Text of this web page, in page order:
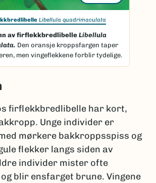
Libellula quadrimaculata
av firflekkbredlibelle Libellula
Den oransje kroppsfargen taper
men vingeflekkene forblir tydelige.
firflekkbredlibelle har kort,
Unge individer er
mørkere bakkroppsspiss og
flekker langs siden av
individer mister ofte
blir ensfarget brune. Vingene